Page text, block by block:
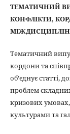
ТЕМАТИЧНИЙ
КОНФЛІКТИ,
Тематичний
кордони та
об’єднує статті,
проблем
кризових
культурами та